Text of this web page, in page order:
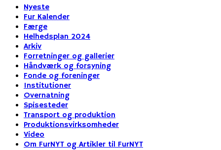
Nyeste
Fur Kalender
Færge
Helhedsplan 2024
Arkiv
Forretninger og gallerier
Håndværk og forsyning
Fonde og foreninger
Institutioner
Overnatning
Spisesteder
Transport og produktion
Produktionsvirksomheder
Video
Om FurNYT og Artikler til FurNYT